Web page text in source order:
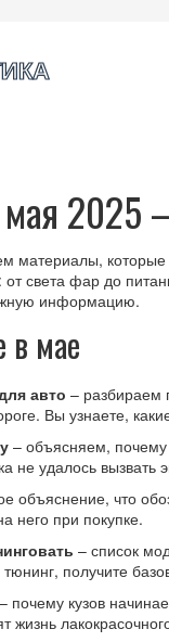
2025
материалы,
света фар до
информацию.
в мае
авто – разбираем
Вы узнаете,
– объясняем, почему
не удалось
объяснение, что
него при покупке.
– список
получите
– почему кузов
жизнь